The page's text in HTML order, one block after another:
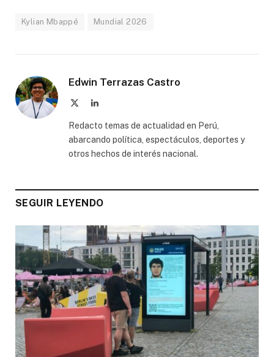
Kylian Mbappé Mundial 2026
Edwin Terrazas Castro
LinkedIn
Redacto temas de actualidad en Perú,
abarcando política, espectáculos, deportes y
otros hechos de interés nacional.
SEGUIR LEYENDO